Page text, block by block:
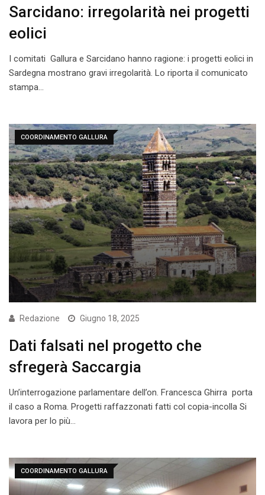
Sarcidano: irregolarità nei progetti
eolici
I comitati Gallura e Sarcidano hanno ragione: i progetti eolici in
Sardegna mostrano gravi irregolarità. Lo riporta il comunicato
stampa…
COORDINAMENTO GALLURA
Redazione Giugno 18, 2025
Dati falsati nel progetto che
sfregerà Saccargia
Un’interrogazione parlamentare dell’on. Francesca Ghirra porta
il caso a Roma. Progetti raffazzonati fatti col copia-incolla Si
lavora per lo più…
COORDINAMENTO GALLURA